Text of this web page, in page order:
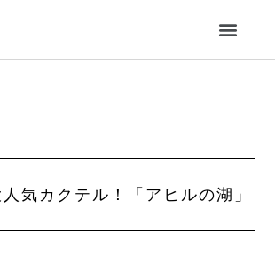
気カクテル！「アヒルの湖」